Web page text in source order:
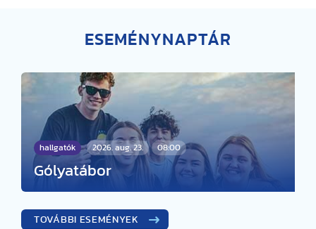
ESEMÉNYNAPTÁR
hallgatók 2026. aug. 23. 08:00
Gólyatábor
TOVÁBBI ESEMÉNYEK